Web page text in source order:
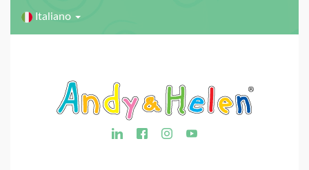
Italiano